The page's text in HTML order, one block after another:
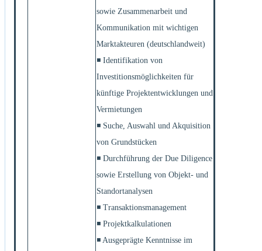
sowie Zusammenarbeit und
Kommunikation mit wichtigen
Marktakteuren (deutschlandweit)
◾ Identifikation von
Investitionsmöglichkeiten für
künftige Projektentwicklungen und
Vermietungen
◾ Suche, Auswahl und Akquisition
von Grundstücken
◾ Durchführung der Due Diligence
sowie Erstellung von Objekt- und
Standortanalysen
◾ Transaktionsmanagement
◾ Projektkalkulationen
◾ Ausgeprägte Kenntnisse im